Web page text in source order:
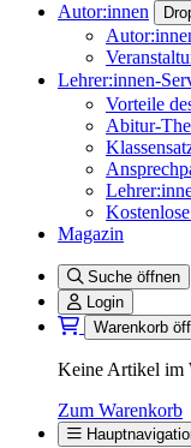
Autor:innen
Lehrer:innen-
Vorteile
Abitur-
Magazin
Suche öffnen
Login
Warenkorb
Keine Artikel im
Zum Warenkorb